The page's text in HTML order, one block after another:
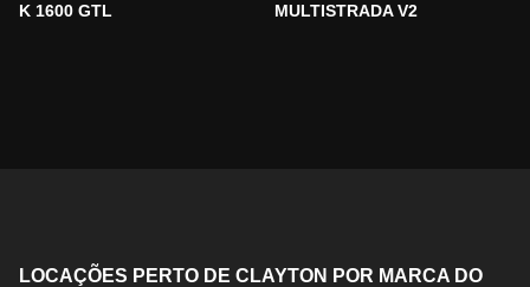
K 1600 GTL MULTISTRADA V2
LOCAÇÕES PERTO DE CLAYTON POR MARCA DO